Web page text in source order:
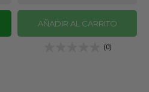
AÑADIR AL CARRITO
(0)